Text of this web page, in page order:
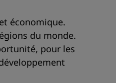
économique.
du monde.
pour les